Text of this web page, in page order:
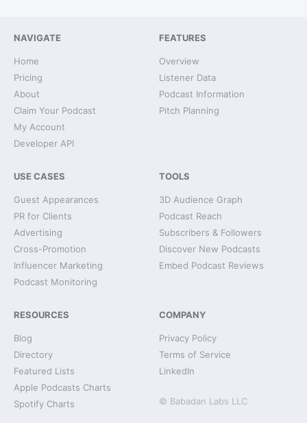
NAVIGATE
Home
Pricing
About
Claim Your Podcast
My Account
Developer API
FEATURES
Overview
Listener Data
Podcast Information
Pitch Planning
USE CASES
Guest Appearances
PR for Clients
Advertising
Cross-Promotion
Influencer Marketing
Podcast Monitoring
TOOLS
3D Audience Graph
Podcast Reach
Subscribers & Followers
Discover New Podcasts
Embed Podcast Reviews
RESOURCES
Blog
Directory
Featured Lists
Apple Podcasts Charts
Spotify Charts
COMPANY
Privacy Policy
Terms of Service
LinkedIn
© Babadan Labs LLC